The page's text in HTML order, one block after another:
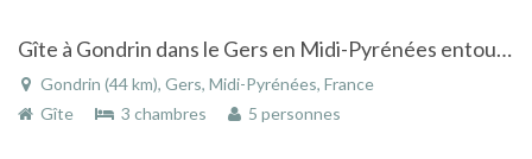
Gîte à Gondrin dans le Gers en Midi-Pyrénées entouré d'un grand jardin et des vignes
Gondrin (44 km), Gers, Midi-Pyrénées, France
Gîte
3 chambres 5 personnes